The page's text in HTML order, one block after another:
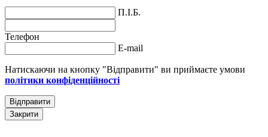
П.І.Б.
Телефон
E-mail
Натискаючи на кнопку "Відправити" ви приймаєте умови
політики конфіденційності
Відправити
Закрити